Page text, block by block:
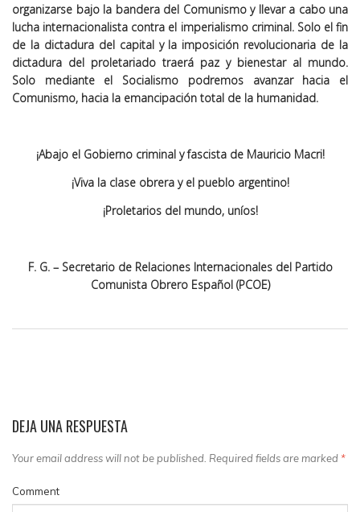
organizarse bajo la bandera del Comunismo y llevar a cabo una
lucha internacionalista contra el imperialismo criminal. Solo el fin
de la dictadura del capital y la imposición revolucionaria de la
dictadura del proletariado traerá paz y bienestar al mundo.
Solo mediante el Socialismo podremos avanzar hacia el
Comunismo, hacia la emancipación total de la humanidad.
¡Abajo el Gobierno criminal y fascista de Mauricio Macri!
¡Viva la clase obrera y el pueblo argentino!
¡Proletarios del mundo, uníos!
F. G. – Secretario de Relaciones Internacionales del Partido
Comunista Obrero Español (PCOE)
DEJA UNA RESPUESTA
Your email address will not be published. Required fields are marked *
Comment